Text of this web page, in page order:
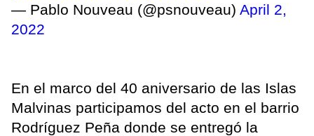
— Pablo Nouveau (@psnouveau) April 2,
2022
En el marco del 40 aniversario de las Islas
Malvinas participamos del acto en el barrio
Rodríguez Peña donde se entregó la